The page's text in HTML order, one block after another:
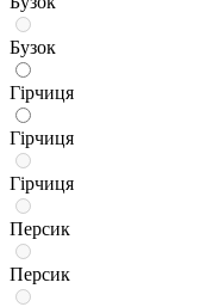
Бузок
Гірчиця
Гірчиця
Гірчиця
Персик
Персик